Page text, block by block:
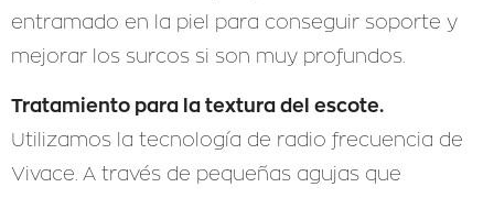
entramado en la piel para conseguir soporte y
mejorar los surcos si son muy profundos.
Tratamiento para la textura del escote.
Utilizamos la tecnología de radio frecuencia de
Vivace. A través de pequeñas agujas que